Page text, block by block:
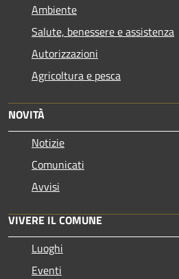
Ambiente
Salute, benessere e assistenza
Autorizzazioni
Agricoltura e pesca
NOVITÀ
Notizie
Comunicati
Avvisi
VIVERE IL COMUNE
Luoghi
Eventi